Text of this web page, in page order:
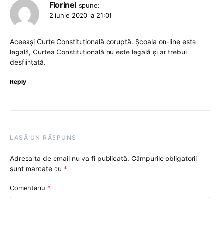
Florinel spune:
2 iunie 2020 la 21:01
Aceeași Curte Constituțională coruptă. Școala on-line este
legală, Curtea Constituțională nu este legală și ar trebui
desființată.
Reply
LASĂ UN RĂSPUNS
Adresa ta de email nu va fi publicată. Câmpurile obligatorii
sunt marcate cu *
Comentariu *